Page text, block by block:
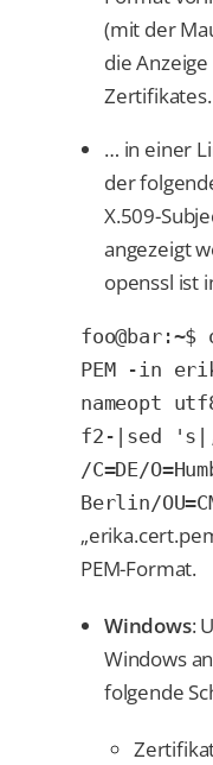
(mit der
die
Zertifikates.
… in einer
der
X.509-
angezeigt
openssl ist
PEM -in
nameopt
f2-|sed
/C=DE/
Berlin/
PEM-Format.
Windows:
Windows
folgende